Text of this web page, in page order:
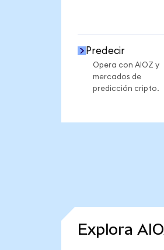
Predecir
Opera con AIOZ y
mercados de
predicción cripto.
Explora